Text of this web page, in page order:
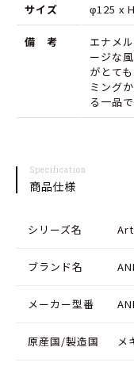
ル
の
を
ら
す
ル
の
数
量
を
サイズ φ125 x
備 考
エナメ
ージな
がとて
ミング
る一品で
Specification
商品仕様
シリーズ名
ブランド名
メーカー型番
原産国/製造国 メ